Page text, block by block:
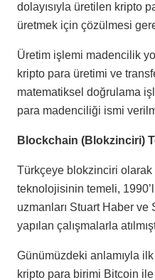
dolayısıyla üretilen kripto
üretmek için çözülmesi
Üretim işlemi madencilik
kripto para üretimi ve
matematiksel doğrulama
para madenciliği ismi
Blockchain (Blokzinciri)
Türkçeye blokzinciri
teknolojisinin temeli,
uzmanları Stuart Haber ve
yapılan çalışmalarla
Günümüzdeki anlamıyla
kripto para birimi Bitcoin ile